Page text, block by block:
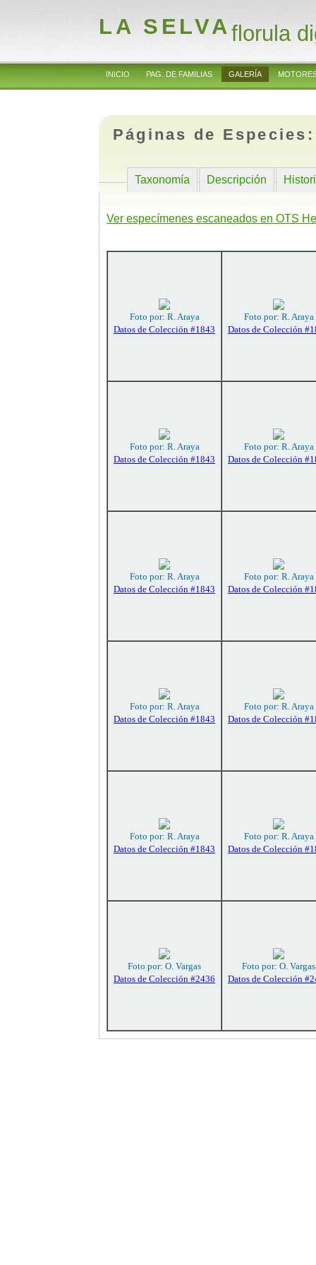
LA SELVAflorula
INICIO PAG. DE FAMILIAS GALERÍA
Páginas de
Taxonomía Descripción
Ver especímenes escaneados en OTS
Foto por: R. Araya
Datos de Colección #1843
Foto por: R. Araya
Datos de Colección
Foto por: R. Araya
Datos de Colección #1843
Foto por: R. Araya
Datos de Colección
Foto por: R. Araya
Datos de Colección #1843
Foto por: R. Araya
Datos de Colección
Foto por: R. Araya
Datos de Colección #1843
Foto por: R. Araya
Datos de Colección
Foto por: R. Araya
Datos de Colección #1843
Foto por: R. Araya
Datos de Colección
Foto por: O. Vargas
Datos de Colección #2436
Foto por: O. Vargas
Datos de Colección